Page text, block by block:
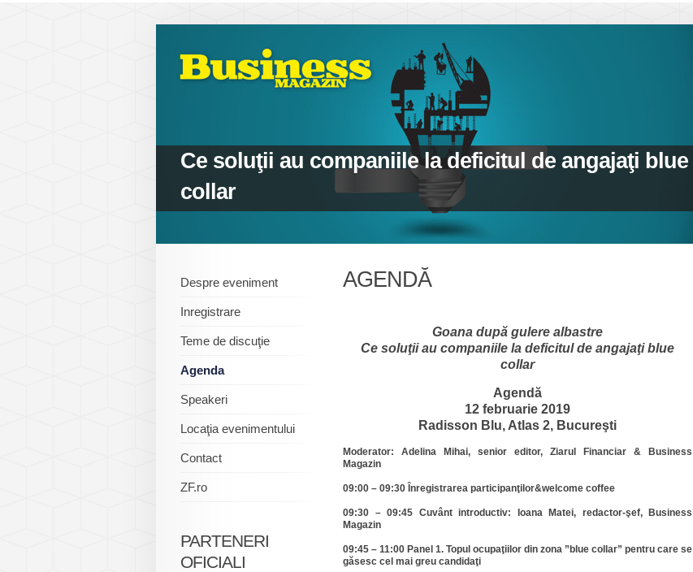
Ce soluţii au companiile la deficitul de angajaţi blue
collar
Despre eveniment
Inregistrare
Teme de discuţie
Agenda
Speakeri
Locaţia evenimentului
Contact
ZF.ro
PARTENERI
OFICIALI
AGENDĂ
Goana după gulere albastre
Ce soluţii au companiile la deficitul de angajaţi blue
collar
Agendă
12 februarie 2019
Radisson Blu, Atlas 2, Bucureşti
Moderator: Adelina Mihai, senior editor, Ziarul Financiar & Business
Magazin
09:00 – 09:30 Înregistrarea participanţilor&welcome coffee
09:30 – 09:45 Cuvânt introductiv: Ioana Matei, redactor-şef, Business
Magazin
09:45 – 11:00 Panel 1. Topul ocupaţiilor din zona ”blue collar” pentru care se
găsesc cel mai greu candidaţi